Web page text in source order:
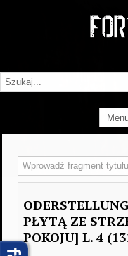
Wprowadź fragment tytułu
PŁYTĄ ZE
POKOJU] L. 4